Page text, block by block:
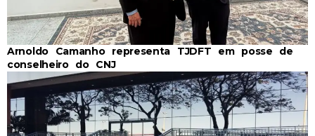
Arnoldo Camanho representa TJDFT em posse de
conselheiro do CNJ